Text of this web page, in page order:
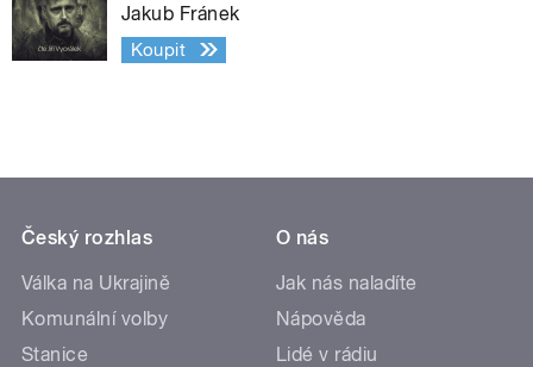
Jakub Fránek
Koupit
Český rozhlas
Válka na Ukrajině
Komunální volby
Stanice
O nás
Jak nás naladíte
Nápověda
Lidé v rádiu